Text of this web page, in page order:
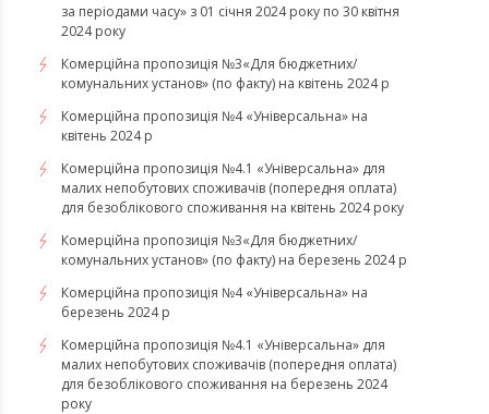
за періодами часу» з 01 січня 2024 року по 30 квітня
2024 року
Комерційна пропозиція №3«Для бюджетних/
комунальних установ» (по факту) на квітень 2024 р
Комерційна пропозиція №4 «Універсальна» на
квітень 2024 р
Комерційна пропозиція №4.1 «Універсальна» для
малих непобутових споживачів (попередня оплата)
для безоблікового споживання на квітень 2024 року
Комерційна пропозиція №3«Для бюджетних/
комунальних установ» (по факту) на березень 2024 р
Комерційна пропозиція №4 «Універсальна» на
березень 2024 р
Комерційна пропозиція №4.1 «Універсальна» для
малих непобутових споживачів (попередня оплата)
для безоблікового споживання на березень 2024
року